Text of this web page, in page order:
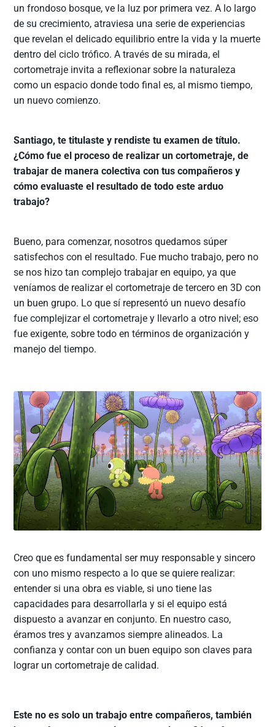
un frondoso bosque, ve la luz por primera vez. A lo largo
de su crecimiento, atraviesa una serie de experiencias
que revelan el delicado equilibrio entre la vida y la muerte
dentro del ciclo trófico. A través de su mirada, el
cortometraje invita a reflexionar sobre la naturaleza
como un espacio donde todo final es, al mismo tiempo,
un nuevo comienzo.
Santiago, te titulaste y rendiste tu examen de título.
¿Cómo fue el proceso de realizar un cortometraje, de
trabajar de manera colectiva con tus compañeros y
cómo evaluaste el resultado de todo este arduo
trabajo?
Bueno, para comenzar, nosotros quedamos súper
satisfechos con el resultado. Fue mucho trabajo, pero no
se nos hizo tan complejo trabajar en equipo, ya que
veníamos de realizar el cortometraje de tercero en 3D con
un buen grupo. Lo que sí representó un nuevo desafío
fue complejizar el cortometraje y llevarlo a otro nivel; eso
fue exigente, sobre todo en términos de organización y
manejo del tiempo.
Creo que es fundamental ser muy responsable y sincero
con uno mismo respecto a lo que se quiere realizar:
entender si una obra es viable, si uno tiene las
capacidades para desarrollarla y si el equipo está
dispuesto a avanzar en conjunto. En nuestro caso,
éramos tres y avanzamos siempre alineados. La
confianza y contar con un buen equipo son claves para
lograr un cortometraje de calidad.
Este no es solo un trabajo entre compañeros, también